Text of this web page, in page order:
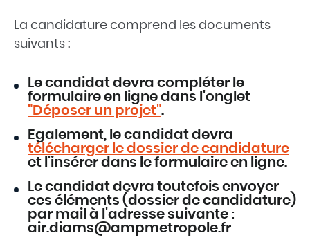
La candidature comprend les documents
suivants :
Le candidat devra compléter le
formulaire en ligne dans l'onglet
"Déposer un projet".
Egalement, le candidat devra
télécharger le dossier de candidature
et l'insérer dans le formulaire en ligne.
Le candidat devra toutefois envoyer
ces éléments (dossier de candidature)
par mail à l'adresse suivante :
air.diams@ampmetropole.fr